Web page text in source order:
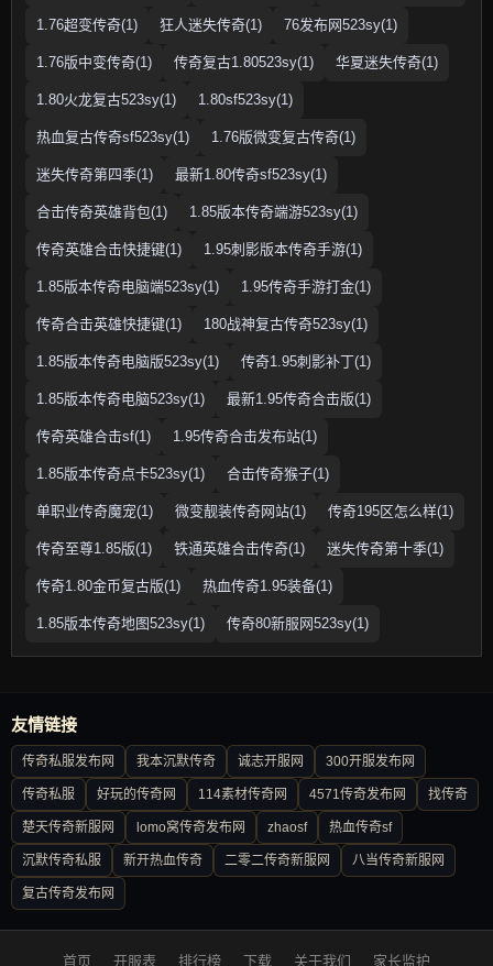
1.76超变传奇(1) 狂人迷失传奇(1) 76发布网523sy(1)
1.76版中变传奇(1) 传奇复古1.80523sy(1) 华夏迷失传奇(1)
1.80火龙复古523sy(1) 1.80sf523sy(1)
热血复古传奇sf523sy(1) 1.76版微变复古传奇(1)
迷失传奇第四季(1) 最新1.80传奇sf523sy(1)
合击传奇英雄背包(1) 1.85版本传奇端游523sy(1)
传奇英雄合击快捷键(1) 1.95刺影版本传奇手游(1)
1.85版本传奇电脑端523sy(1) 1.95传奇手游打金(1)
传奇合击英雄快捷键(1) 180战神复古传奇523sy(1)
1.85版本传奇电脑版523sy(1) 传奇1.95刺影补丁(1)
1.85版本传奇电脑523sy(1) 最新1.95传奇合击版(1)
传奇英雄合击sf(1) 1.95传奇合击发布站(1)
1.85版本传奇点卡523sy(1) 合击传奇猴子(1)
单职业传奇魔宠(1) 微变靓装传奇网站(1) 传奇195区怎么样(1)
传奇至尊1.85版(1) 铁通英雄合击传奇(1) 迷失传奇第十季(1)
传奇1.80金币复古版(1) 热血传奇1.95装备(1)
1.85版本传奇地图523sy(1) 传奇80新服网523sy(1)
友情链接
传奇私服发布网 我本沉默传奇 诚志开服网 300开服发布网
传奇私服 好玩的传奇网 114素材传奇网 4571传奇发布网 找传奇
楚天传奇新服网 lomo窝传奇发布网 zhaosf 热血传奇sf
沉默传奇私服 新开热血传奇 二零二传奇新服网 八当传奇新服网
复古传奇发布网
首页 开服表 排行榜 下载 关于我们 家长监护